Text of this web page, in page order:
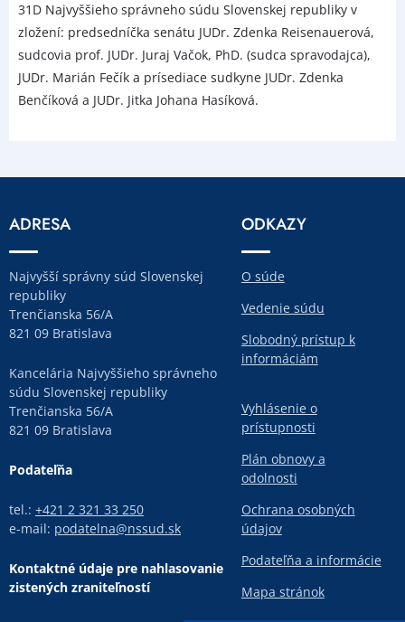
31D Najvyššieho správneho súdu Slovenskej republiky v
zložení: predsedníčka senátu JUDr. Zdenka Reisenauerová,
sudcovia prof. JUDr. Juraj Vačok, PhD. (sudca spravodajca),
JUDr. Marián Fečík a prísediace sudkyne JUDr. Zdenka
Benčíková a JUDr. Jitka Johana Hasíková.
ADRESA
Najvyšší správny súd Slovenskej
republiky
Trenčianska 56/A
821 09 Bratislava
Kancelária Najvyššieho správneho
súdu Slovenskej republiky
Trenčianska 56/A
821 09 Bratislava
Podateľňa
tel.: +421 2 321 33 250
e-mail: podatelna@nssud.sk
Kontaktné údaje pre nahlasovanie
zistených zraniteľností
ODKAZY
O súde
Vedenie súdu
Slobodný prístup k
informáciám
Vyhlásenie o
prístupnosti
Plán obnovy a
odolnosti
Ochrana osobných
údajov
Podateľňa a informácie
Mapa stránok